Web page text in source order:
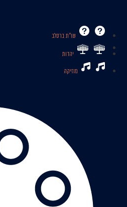
שו’’ת ברסלב
יהדות
מוזיקה